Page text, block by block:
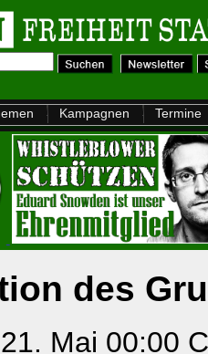
Kampagnen Termine
des
Mai 00:00